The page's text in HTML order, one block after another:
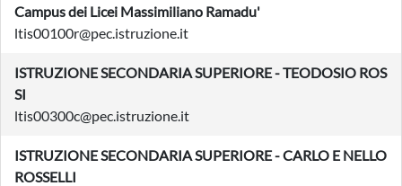
Campus dei Licei Massimiliano Ramadu'
ltis00100r@pec.istruzione.it
ISTRUZIONE SECONDARIA SUPERIORE - TEODOSIO ROS
SI
ltis00300c@pec.istruzione.it
ISTRUZIONE SECONDARIA SUPERIORE - CARLO E NELLO
ROSSELLI